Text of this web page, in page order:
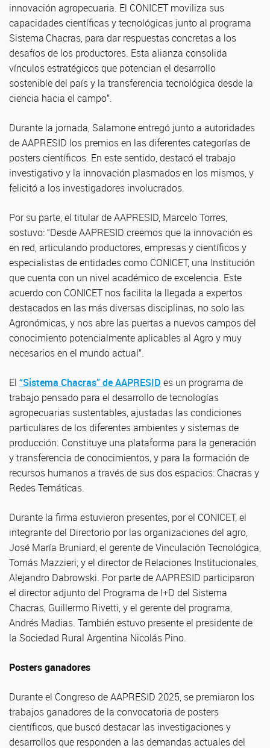
innovación agropecuaria. El CONICET moviliza sus
capacidades científicas y tecnológicas junto al programa
Sistema Chacras, para dar respuestas concretas a los
desafíos de los productores. Esta alianza consolida
vínculos estratégicos que potencian el desarrollo
sostenible del país y la transferencia tecnológica desde la
ciencia hacia el campo”.
Durante la jornada, Salamone entregó junto a autoridades
de AAPRESID los premios en las diferentes categorías de
posters científicos. En este sentido, destacó el trabajo
investigativo y la innovación plasmados en los mismos, y
felicitó a los investigadores involucrados.
Por su parte, el titular de AAPRESID, Marcelo Torres,
sostuvo: “Desde AAPRESID creemos que la innovación es
en red, articulando productores, empresas y científicos y
especialistas de entidades como CONICET, una Institución
que cuenta con un nivel académico de excelencia. Este
acuerdo con CONICET nos facilita la llegada a expertos
destacados en las más diversas disciplinas, no solo las
Agronómicas, y nos abre las puertas a nuevos campos del
conocimiento potencialmente aplicables al Agro y muy
necesarios en el mundo actual”.
El “Sistema Chacras” de AAPRESID es un programa de
trabajo pensado para el desarrollo de tecnologías
agropecuarias sustentables, ajustadas las condiciones
particulares de los diferentes ambientes y sistemas de
producción. Constituye una plataforma para la generación
y transferencia de conocimientos, y para la formación de
recursos humanos a través de sus dos espacios: Chacras y
Redes Temáticas.
Durante la firma estuvieron presentes, por el CONICET, el
integrante del Directorio por las organizaciones del agro,
José María Bruniard; el gerente de Vinculación Tecnológica,
Tomás Mazzieri; y el director de Relaciones Institucionales,
Alejandro Dabrowski. Por parte de AAPRESID participaron
el director adjunto del Programa de I+D del Sistema
Chacras, Guillermo Rivetti, y el gerente del programa,
Andrés Madias. También estuvo presente el presidente de
la Sociedad Rural Argentina Nicolás Pino.
Posters ganadores
Durante el Congreso de AAPRESID 2025, se premiaron los
trabajos ganadores de la convocatoria de posters
científicos, que buscó destacar las investigaciones y
desarrollos que responden a las demandas actuales del